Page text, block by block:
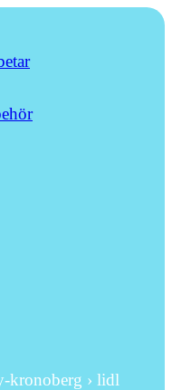
kronoberg › lidl